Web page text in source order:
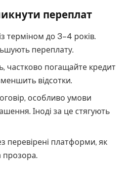
переплат
терміном до 3–4 років.
переплату.
частково погащайте кредит
відсотки.
особливо умови
Іноді за це стягують
перевірені платформи, як
прозора.